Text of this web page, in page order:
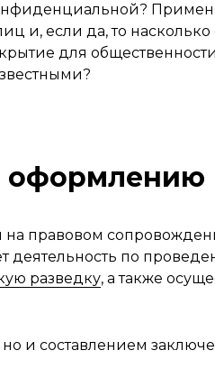
и, если да, то
для
оформлению
правовом
деятельность по
разведку, а также
и составлением